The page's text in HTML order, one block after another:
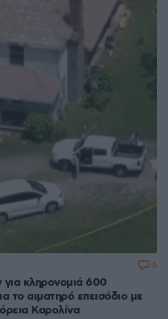
κληρονομιά 600
το αιματηρό επεισόδιο με
Καρολίνα
6